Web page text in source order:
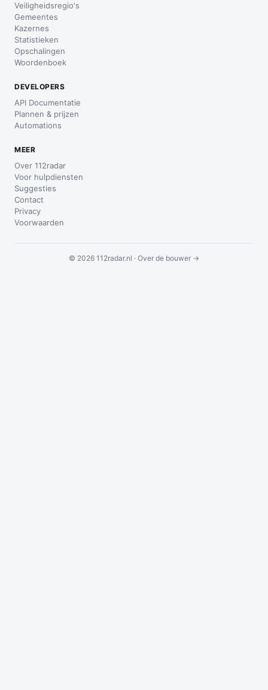
Veiligheidsregio's
Gemeentes
Kazernes
Statistieken
Opschalingen
Woordenboek
DEVELOPERS
API Documentatie
Plannen & prijzen
Automations
MEER
Over 112radar
Voor hulpdiensten
Suggesties
Contact
Privacy
Voorwaarden
© 2026 112radar.nl · Over de bouwer →